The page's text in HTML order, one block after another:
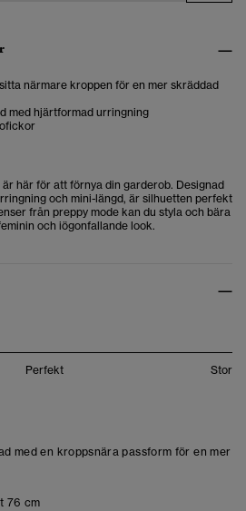
närmare kroppen för en mer skräddad
med hjärtformad urringning
här för att förnya din garderob. Designad
och mini-längd, är silhuetten perfekt
från preppy mode kan du styla och bära
och iögonfallande look.
Perfekt Stor
med en kroppsnära passform för en mer
76 cm